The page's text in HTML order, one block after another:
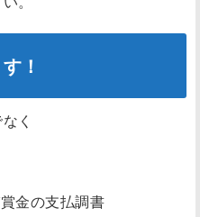
！
く
金の支払調書